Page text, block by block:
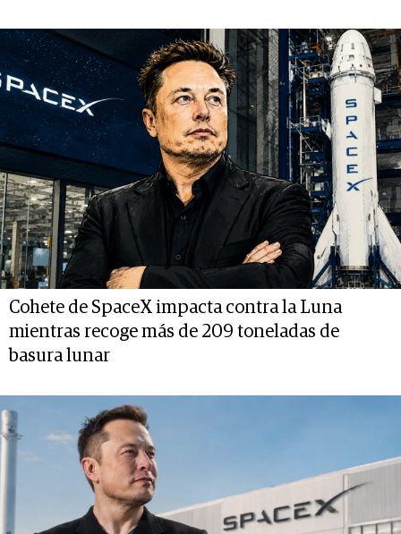
Cohete de SpaceX impacta contra la Luna
mientras recoge más de 209 toneladas de
basura lunar